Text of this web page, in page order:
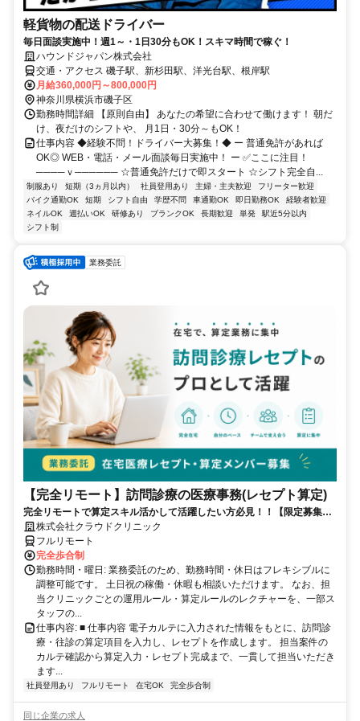
軽貨物の配送ドライバー
毎日面談実施中！週1～・1日30分もOK！スキマ時間で稼ぐ！
ハウンドジャパン株式会社
交通・アクセス 磯子駅、新杉田駅、洋光台駅、根岸駅
月給360,000円～800,000円
神奈川県横浜市磯子区
勤務時間詳細 【原則自由】 あなたの希望に合わせて働けます！ 朝だ
け、夜だけのシフトや、 月1日・30分～もOK！
仕事内容 ◆経験不問！ドライバー大募集！◆ ー 普通免許があれば
OK◎ WEB・電話・メール面談毎日実施中！ ー ✅ここに注目！
────ｖ────── ☆普通免許だけで即スタート ☆シフト完全自...
制服あり 短期（3ヵ月以内） 社員登用あり 主婦・主夫歓迎
フリーター歓迎
バイク通勤OK
短期 シフト自由 学歴不問 車通勤OK 即日勤務OK
経験者歓迎
ネイルOK
週払いOK 研修あり ブランクOK 長期歓迎 単発
駅近5分以内
シフト制
業務委託
【完全リモート】訪問診療の医療事務(レセプト算定)
完全リモートで算定スキル活かして活躍したい方必見！！【限定募集】
完全リモート｜在宅医療レセプト算定（成果報酬型／業務委託）
株式会社クラウドクリニック
フルリモート
完全歩合制
勤務時間・曜日: 業務委託のため、勤務時間・休日はフレキシブルに
調整可能です。 土日祝の稼働・休暇も相談いただけます。 なお、担
当クリニックごとの運用ルール・算定ルールのレクチャーを、一部ス
タッフの...
仕事内容: ■ 仕事内容 電子カルテに入力された情報をもとに、訪問診
療・往診の算定項目を入力し、レセプトを作成します。 担当案件の
カルテ確認から算定入力・レセプト完成まで、一貫して担当いただき
ます...
社員登用あり フルリモート 在宅OK 完全歩合制
同じ企業の求人